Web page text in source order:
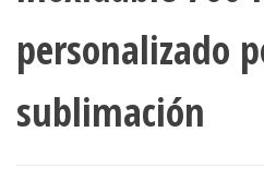
personalizado
sublimación